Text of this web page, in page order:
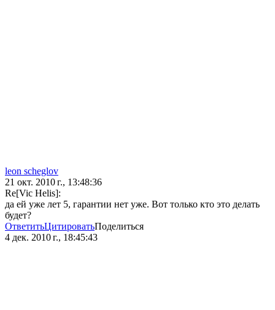
leon scheglov
21 окт. 2010 г., 13:48:36
Re[Vic Hеlis]:
да ей уже лет 5, гарантии нет уже. Вот только кто это делать
будет?
ОтветитьЦитироватьПоделиться
4 дек. 2010 г., 18:45:43